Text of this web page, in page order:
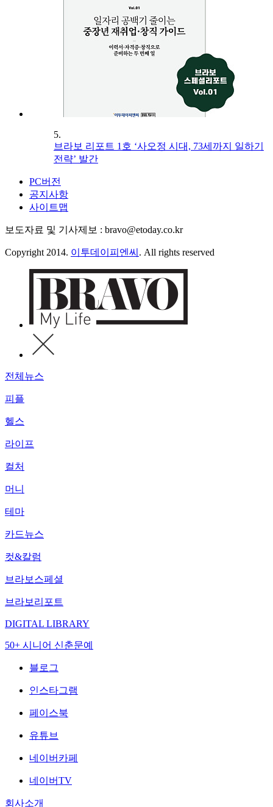
5.
브라보 리포트 1호 ‘사오정 시대, 73세까지 일하기
전략’ 발간
PC버전
공지사항
사이트맵
보도자료 및 기사제보 : bravo@etoday.co.kr
Copyright 2014. 이투데이피엔씨 . All rights reserved
전체뉴스
피플
헬스
라이프
컬처
머니
테마
카드뉴스
컷&칼럼
브라보스페셜
브라보리포트
DIGITAL LIBRARY
50+ 시니어 신춘문예
블로그
인스타그램
페이스북
유튜브
네이버카페
네이버TV
회사소개